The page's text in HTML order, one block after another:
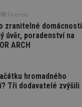
Firemní
zranitelné domácnosti
úvěr, poradenství na
ARCH
hromadného
Tři dodavatelé zvýšili